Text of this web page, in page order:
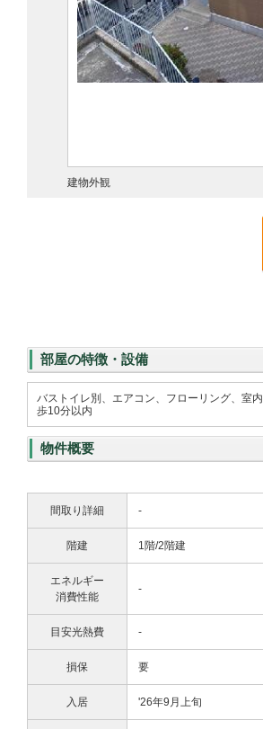
建物外観
部屋の特徴・設備
バストイレ別、エアコン、フローリング、室
歩10分以内
物件概要
間取り詳細 -
階建 1階/2階建
エネルギー
消費性能
-
目安光熱費 -
損保 要
入居 '26年9月上旬